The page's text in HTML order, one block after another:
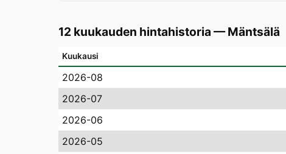
12 kuukauden hintahistoria —Mäntsälä
Kuukausi
2026-08
2026-07
2026-06
2026-05